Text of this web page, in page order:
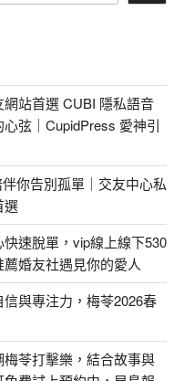
站首選 CUBI 隱私語音
弦｜CupidPress 愛神引
你告別孤單｜交友中心私
選
速脫單，vip線上線下530
婚友社遇見你的愛人
與專注力，梅苓2026春
苓打擊樂，結合故事與